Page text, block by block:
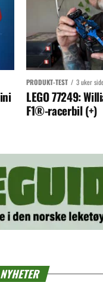
PRODUKT-TEST 3 uker
LEGO 77249:
F1®-racerbil (+)
NYHETER